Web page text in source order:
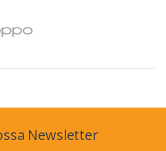
Newsletter